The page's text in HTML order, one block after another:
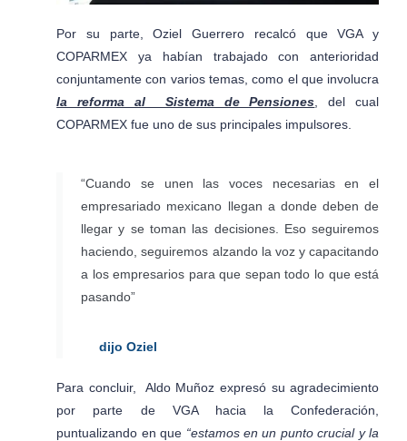
Por su parte, Oziel Guerrero recalcó que VGA y
COPARMEX ya habían trabajado con anterioridad
conjuntamente con varios temas, como el que involucra
la reforma al Sistema de Pensiones , del cual
COPARMEX fue uno de sus principales impulsores.
“Cuando se unen las voces necesarias en el
empresariado mexicano llegan a donde deben de
llegar y se toman las decisiones. Eso seguiremos
haciendo, seguiremos alzando la voz y capacitando
a los empresarios para que sepan todo lo que está
pasando”
dijo Oziel
Para concluir, Aldo Muñoz expresó su agradecimiento
por parte de VGA hacia la Confederación,
puntualizando en que “estamos en un punto crucial y la